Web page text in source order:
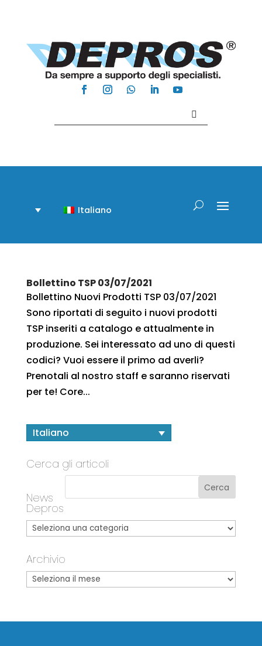
Italiano
Bollettino TSP 03/07/2021
Bollettino Nuovi Prodotti TSP 03/07/2021
Sono riportati di seguito i nuovi prodotti
TSP inseriti a catalogo e attualmente in
produzione. Sei interessato ad uno di questi
codici? Vuoi essere il primo ad averli?
Prenotali al nostro staff e saranno riservati
per te! Core...
Italiano
Cerca gli articoli
News
Depros
Archivio